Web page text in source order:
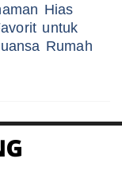
Hias
untuk
Rumah